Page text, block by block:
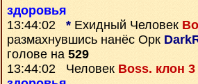
здоровья
13:44:02 * Ехидный Человек
размахнувшись нанёс Орк
голове на 529
13:44:02 Человек Boss. клон 3